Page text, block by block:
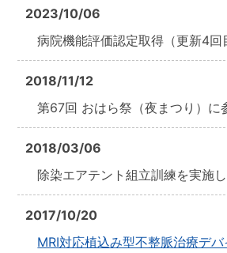
2023/10/06
病院機能評価認定取得（更新4回
2018/11/12
第67回 おはら祭（夜まつり）に
2018/03/06
除染エアテント組立訓練を実施
2017/10/20
MRI対応植込み型不整脈治療デ